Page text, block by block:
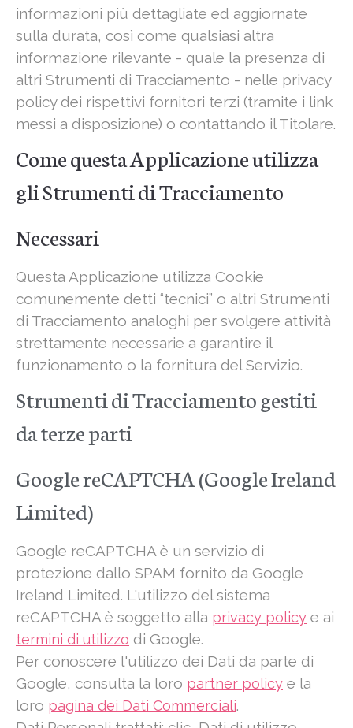
informazioni più dettagliate ed aggiornate
sulla durata, così come qualsiasi altra
informazione rilevante - quale la presenza di
altri Strumenti di Tracciamento - nelle privacy
policy dei rispettivi fornitori terzi (tramite i link
messi a disposizione) o contattando il Titolare.
Come questa Applicazione utilizza
gli Strumenti di Tracciamento
Necessari
Questa Applicazione utilizza Cookie
comunemente detti “tecnici” o altri Strumenti
di Tracciamento analoghi per svolgere attività
strettamente necessarie a garantire il
funzionamento o la fornitura del Servizio.
Strumenti di Tracciamento gestiti
da terze parti
Google reCAPTCHA (Google Ireland
Limited)
Google reCAPTCHA è un servizio di
protezione dallo SPAM fornito da Google
Ireland Limited. L'utilizzo del sistema
reCAPTCHA è soggetto alla privacy policy e ai
termini di utilizzo di Google.
Per conoscere l'utilizzo dei Dati da parte di
Google, consulta la loro partner policy e la
loro pagina dei Dati Commerciali.